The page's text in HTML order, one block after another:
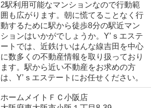
2駅利用可能なマンションなので行動範
囲も広がります。朝に慌てることなく行
動するために駅から徒歩8分の駅近マン
ションはいかがでしょうか。Y’ｓエステ
ートでは、近鉄けいはんな線吉田を中心
に数多くの不動産情報を取り扱っており
ます。駅から近い不動産をお求めの方
は、Y’ｓエステートにお任せください。
ホームメイトＦＣ小阪店